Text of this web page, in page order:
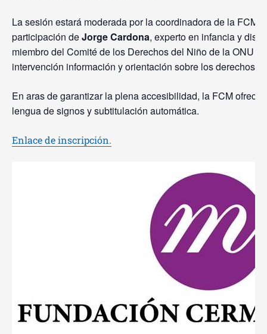
La sesión estará moderada por la coordinadora de la FCM,
participación deJorge Cardona, experto en infancia y
miembro del Comité de los Derechos del Niño de la ONU
intervención información y orientación sobre los derechos
En aras de garantizar la plena accesibilidad, la FCM
lengua de signos y subtitulación automática.
Enlace de inscripción.